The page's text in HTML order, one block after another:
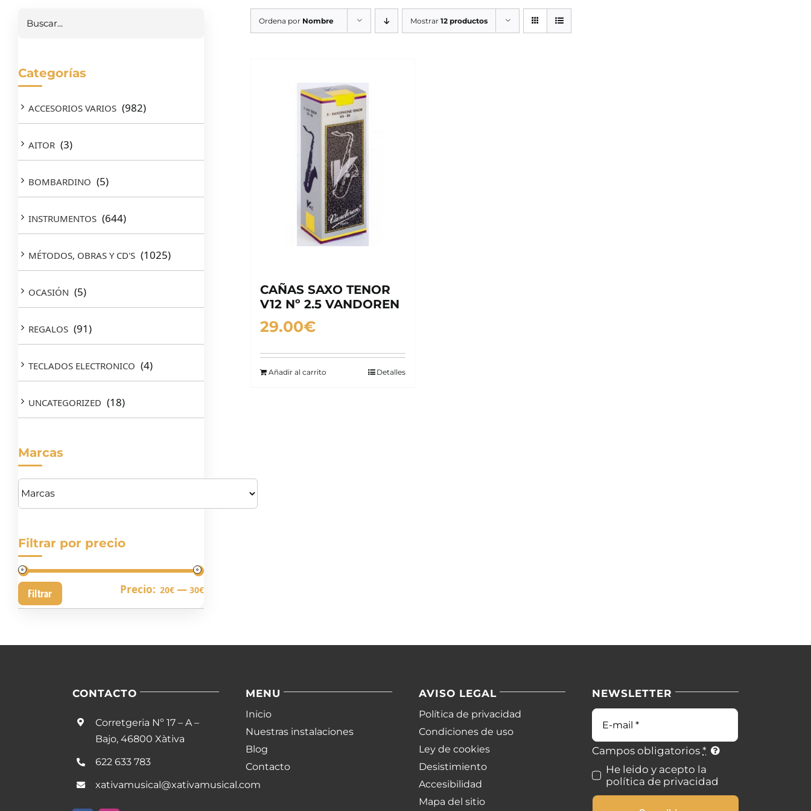
Ordena por Nombre Mostrar12 productos
CAÑAS SAXO TENOR
V12 Nº 2.5 VANDOREN
29.00€
Añadir al carrito Detalles
Categorías
ACCESORIOS VARIOS (982)
AITOR (3)
BOMBARDINO (5)
INSTRUMENTOS (644)
MÉTODOS, OBRAS Y CD'S (1025)
OCASIÓN (5)
REGALOS (91)
TECLADOS ELECTRONICO (4)
UNCATEGORIZED (18)
Marcas
Filtrar por precio
Precio
Precio
Filtrar Precio: 20€ —30€
CONTACTO
Corretgeria Nº 17 – A –
Bajo, 46800 Xàtiva
622 633 783
xativamusical@xativamusical.com
MENU
Inicio
Nuestras instalaciones
Blog
Contacto
AVISO LEGAL
Política de privacidad
Condiciones de uso
Ley de cookies
Desistimiento
Accesibilidad
Mapa del sitio
NEWSLETTER
Correo
electrónico
Campos obligatorios*
He leido y acepto la
política de privacidad